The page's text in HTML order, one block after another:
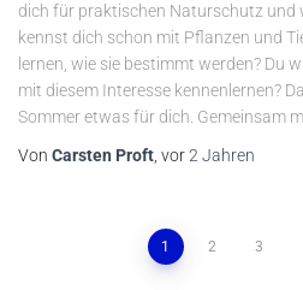
dich für praktischen Naturschutz und
kennst dich schon mit Pflanzen und
lernen, wie sie bestimmt werden? Du
mit diesem Interesse kennenlernen?
Sommer etwas für dich. Gemeinsam
Von Carsten Proft, vor2 Jahren
Seitennummerierung
1 2 3